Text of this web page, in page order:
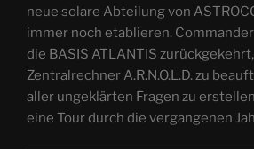
neue solare Abteilung von
immer noch etablieren.
die BASIS ATLANTIS
Zentralrechner A.R.N.O.L.D. zu
aller ungeklärten Fragen zu
eine Tour durch die vergangenen